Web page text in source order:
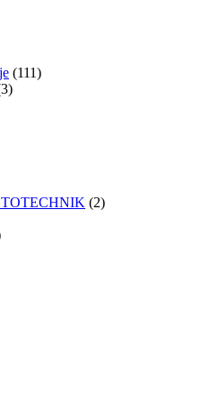
(111)
(2)